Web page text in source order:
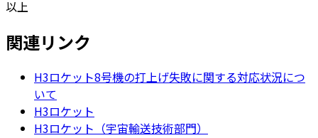
以上
関連リンク
H3ロケット8号機の打上げ失敗に関する対応状況につ
いて
H3ロケット
H3ロケット（宇宙輸送技術部門）